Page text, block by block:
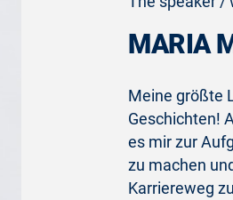
MARIA
Meine größte
Geschichten!
es mir zur
zu machen
Karriereweg